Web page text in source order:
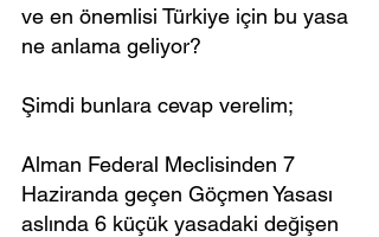
ve en önemlisi Türkiye için bu yasa
ne anlama geliyor?
Şimdi bunlara cevap verelim;
Alman Federal Meclisinden 7
Haziranda geçen Göçmen Yasası
aslında 6 küçük yasadaki değişen